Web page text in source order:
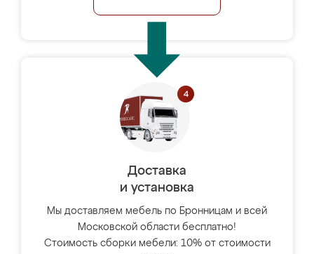
Доставка
и установка
Мы доставляем мебель по Бронницам и всей
Московской области бесплатно!
Стоимость сборки мебели: 10% от стоимости